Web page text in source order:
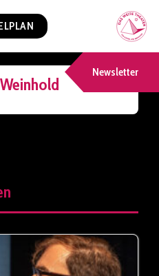
Newsletter